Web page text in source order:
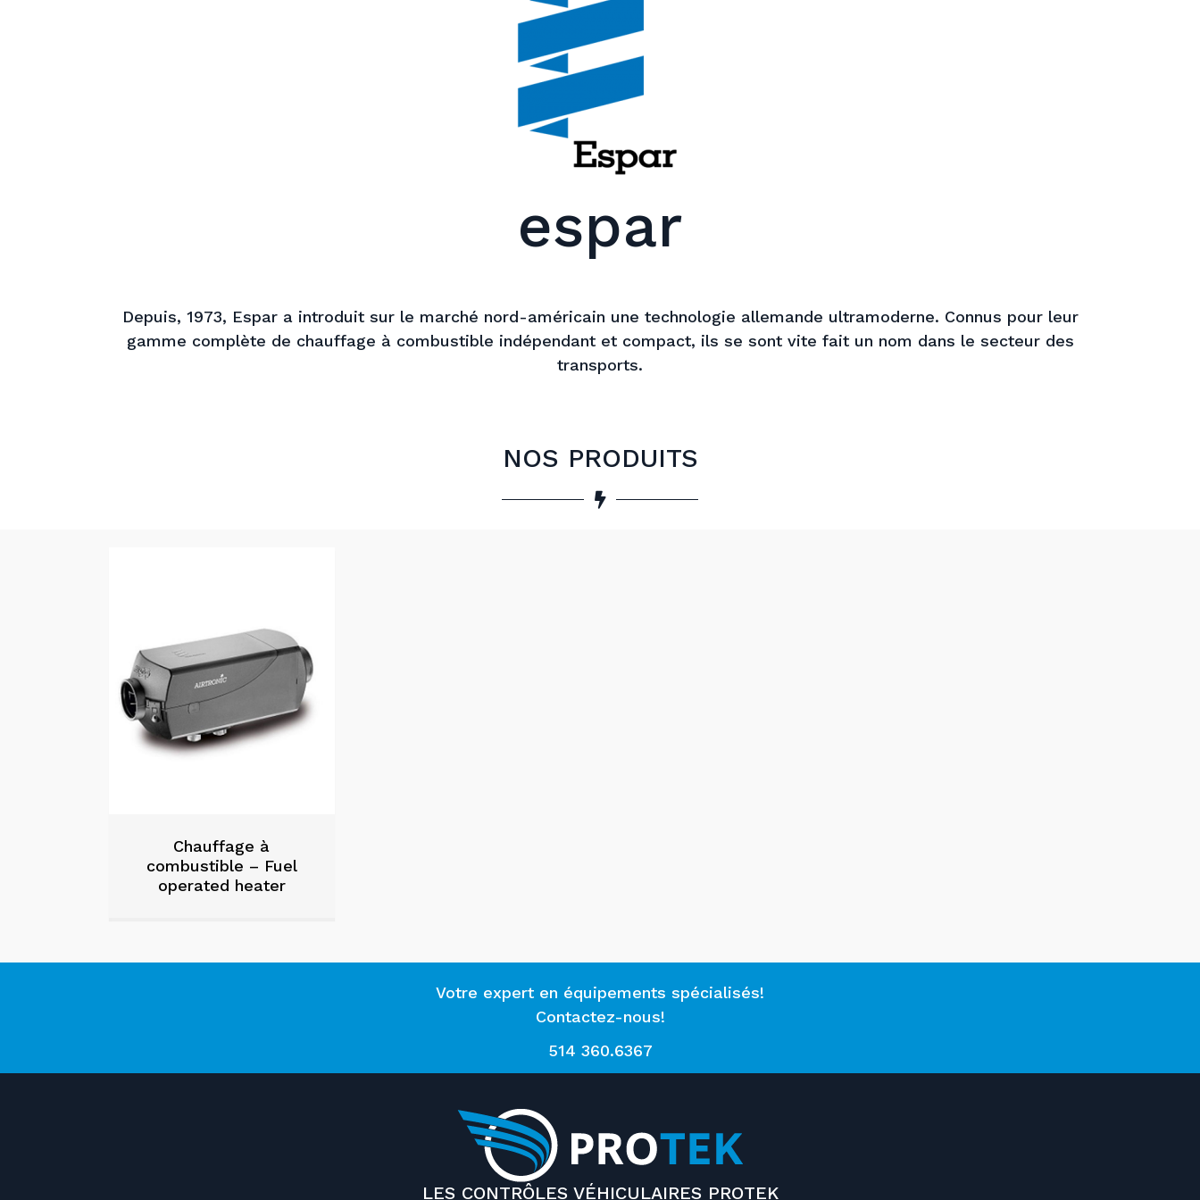
espar
Depuis, 1973, Espar a introduit sur le marché nord-américain une technologie allemande ultramoderne. Connus pour leur
gamme complète de chauffage à combustible indépendant et compact, ils se sont vite fait un nom dans le secteur des
transports.
NOS PRODUITS
Chauffage à
combustible – Fuel
operated heater
Votre expert en équipements spécialisés!
Contactez-nous!
514 360.6367
LES CONTRÔLES VÉHICULAIRES PROTEK